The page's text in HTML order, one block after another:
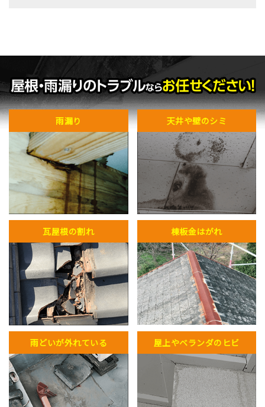
雨漏り 天井や壁のシミ
瓦屋根の割れ 棟板金はがれ
雨どいが外れている 屋上やベランダのヒビ